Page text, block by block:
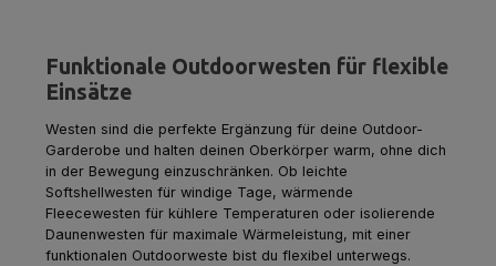
Funktionale Outdoorwesten für flexible
Einsätze
Westen sind die perfekte Ergänzung für deine Outdoor-
Garderobe und halten deinen Oberkörper warm, ohne dich
in der Bewegung einzuschränken. Ob leichte
Softshellwesten für windige Tage, wärmende
Fleecewesten für kühlere Temperaturen oder isolierende
Daunenwesten für maximale Wärmeleistung, mit einer
funktionalen Outdoorweste bist du flexibel unterwegs.